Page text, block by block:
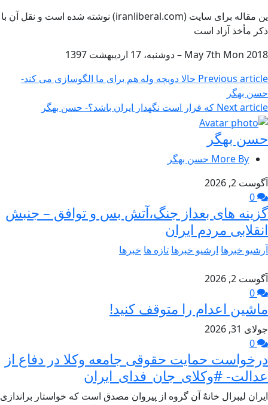
ین مقاله برای سایت (iranliberal.com) نوشته شده است و نقل آن با
ذکر مأخذ آزاد است
2018 May 7th Mon – دوشنبه، 17 ارديبهشت 1397
Previous article حالا دویچه وله هم برای ما الگوسازی می کند-
حسن بهگر
Next article که قرار است نگهدار ایران باشد؟- حسن بهگر
حسن بهگر
More By حسن بهگر
آگوست 2, 2026
گزینه های بعداز جنگ،آتش بس و توافق – جنبش
انقلابی مردم ایران
آرشیو خبرها ارشیو خبرها تازه ها خبرها
آگوست 2, 2026
ماشین اعدام را متوقف کنید!
جولای 31, 2026
درخواست حمایت حقوقی جامعه وکلا در دفاع از
عدالت- #وکلای_جان_فدای_ایران
ایران لیبرال خانهٌ آن گروه از پیروان مصدق است که خواستار براندازی